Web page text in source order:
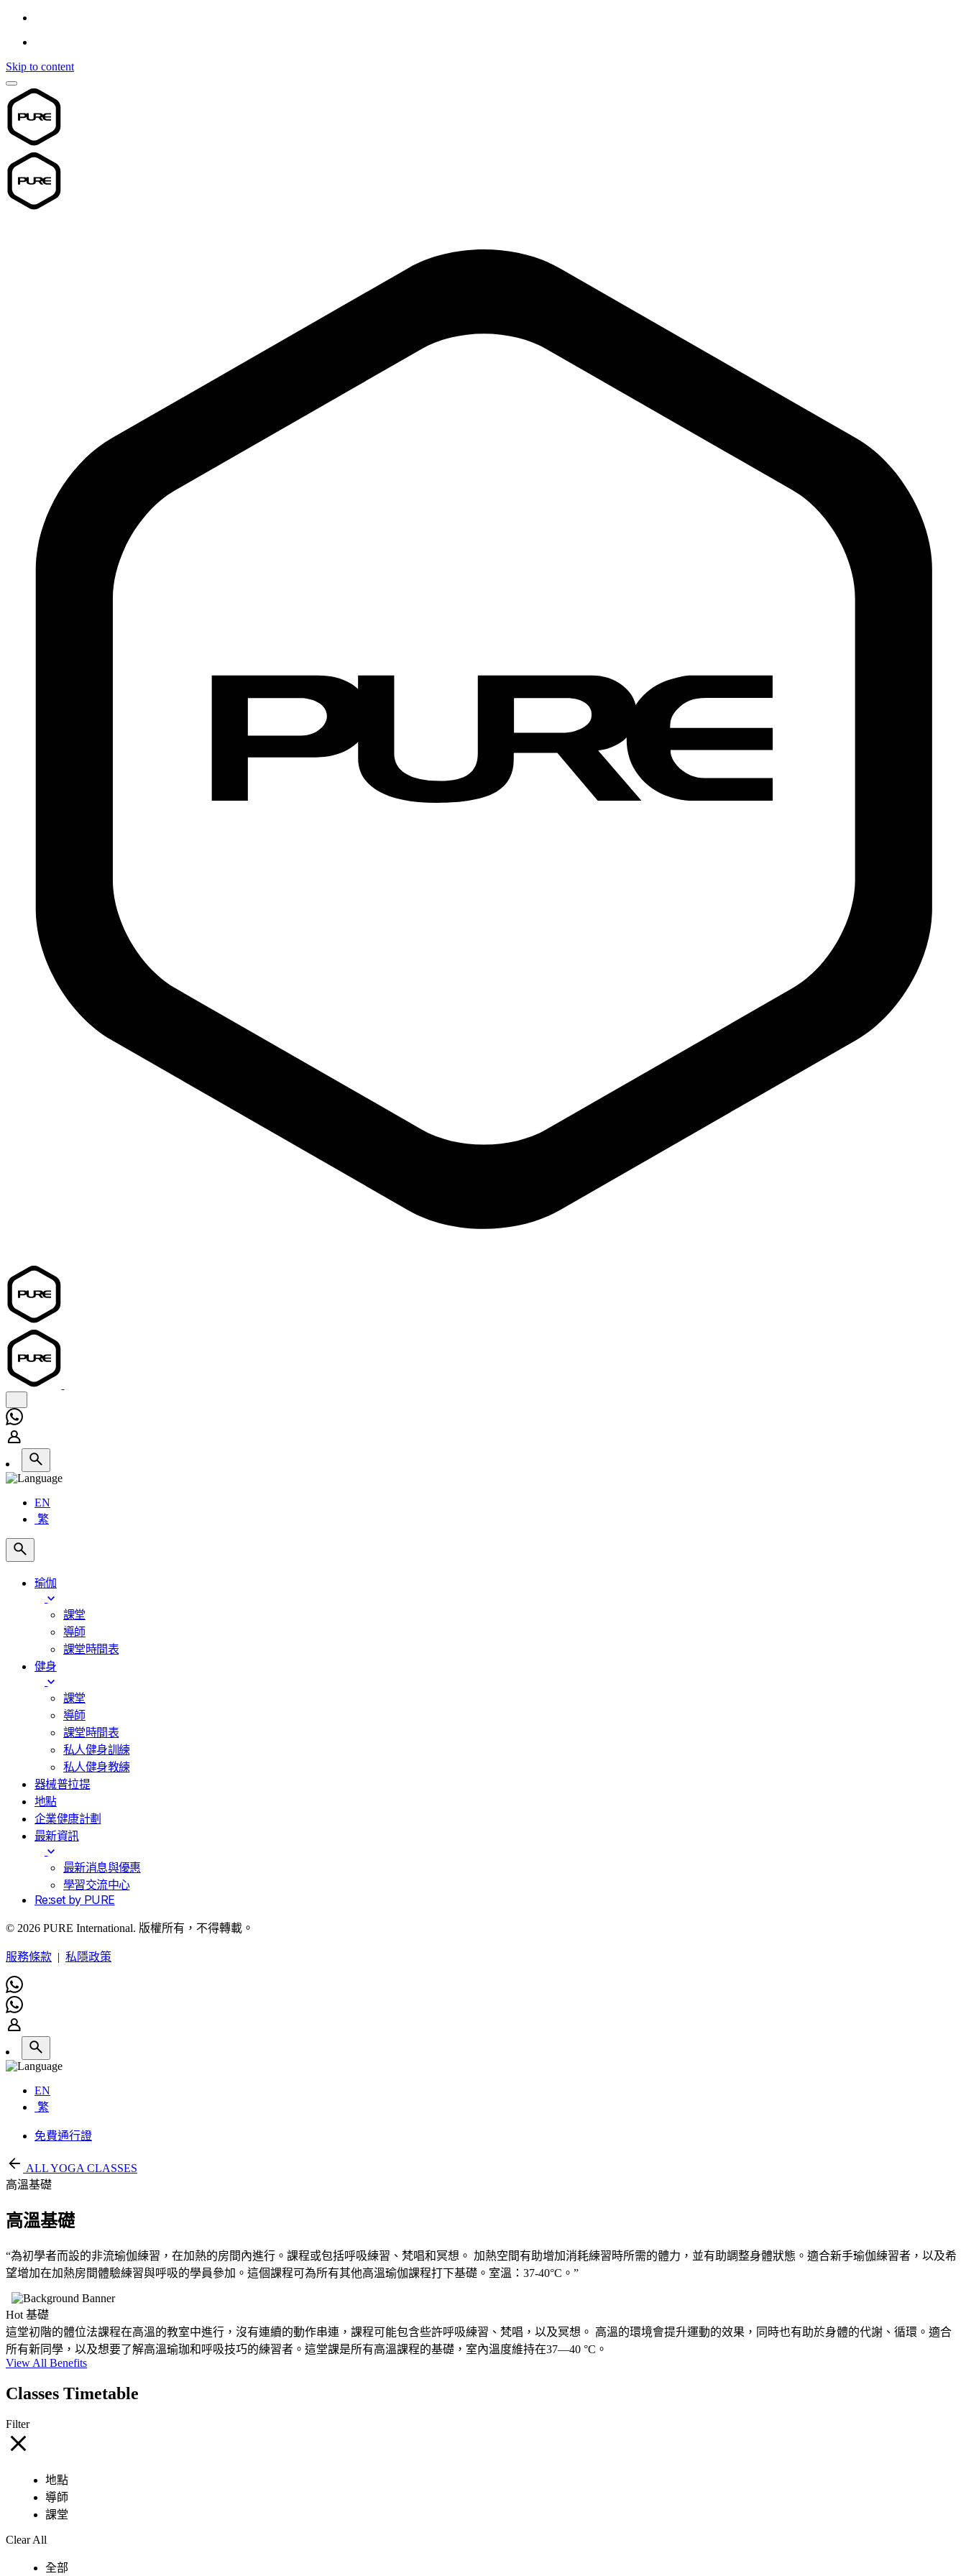
Skip to content
EN
繁
瑜伽
課堂
導師
課堂時間表
健身
課堂
導師
課堂時間表
私人健身訓練
私人健身教練
器械普拉提
地點
企業健康計劃
最新資訊
最新消息與優惠
學習交流中心
Re:set by PURE
© 2026 PURE International. 版權所有，不得轉載。
服務條款 | 私隱政策
EN
繁
免費通行證
ALL YOGA CLASSES
高溫基礎
高溫基礎
“為初學者而設的非流瑜伽練習，在加熱的房間內進行。課程或包括呼吸練習、梵唱和冥想。 加熱空間有助增加消耗練習時所需的體力，並有助調整身體狀態。適合新手瑜伽練習者，以及希
望增加在加熱房間體驗練習與呼吸的學員參加。這個課程可為所有其他高溫瑜伽課程打下基礎。室溫：37-40°C。”
Hot 基礎
這堂初階的體位法課程在高溫的教室中進行，沒有連續的動作串連，課程可能包含些許呼吸練習、梵唱，以及冥想。 高溫的環境會提升運動的效果，同時也有助於身體的代謝、循環。適合
所有新同學，以及想要了解高溫瑜珈和呼吸技巧的練習者。這堂課是所有高溫課程的基礎，室內溫度維持在37—40 °C。
View All Benefits
Classes Timetable
Filter
地點
導師
課堂
Clear All
全部